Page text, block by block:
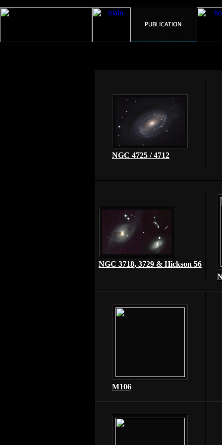
NGC 4725 / 4712
NGC 3718, 3729 & Hickson 56
M106